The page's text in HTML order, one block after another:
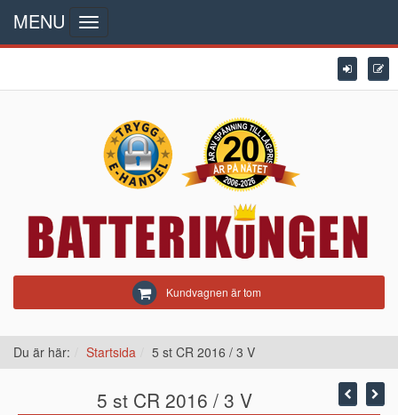
Kundvagnen är tom
MENU
Toggle
navigation
Du är här: Startsida 5 st CR 2016 / 3 V
5 st CR 2016 / 3 V